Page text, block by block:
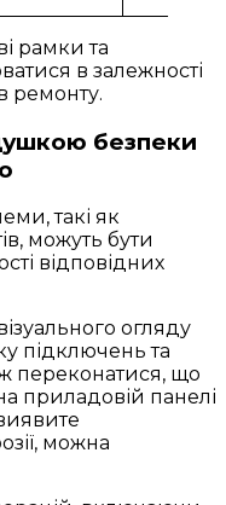
рамки та
в залежності
ремонту.
безпеки
такі як
можуть бути
відповідних
огляду
підключень та
переконатися, що
приладовій панелі
можна